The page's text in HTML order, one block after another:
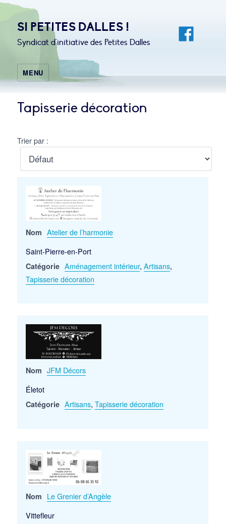
SI PETITES DALLES !
Syndicat d'initiative des Petites Dalles
MENU
Tapisserie décoration
Trier par :
Nom Atelier de l’harmonie
Saint-Pierre-en-Port
Catégorie Aménagement intérieur,Artisans,
Tapisserie décoration
Nom JFM Décors
Életot
Catégorie Artisans,Tapisserie décoration
Nom Le Grenier d’Angèle
Vittefleur